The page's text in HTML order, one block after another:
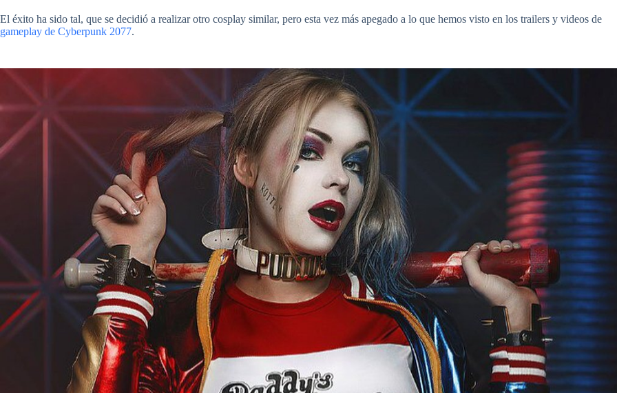
El éxito ha sido tal, que se decidió a realizar otro cosplay similar, pero esta vez más apegado a lo que hemos visto en los trailers y videos de
gameplay de Cyberpunk 2077.